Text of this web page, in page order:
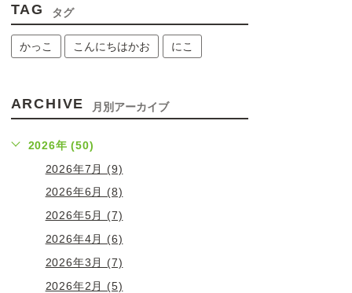
TAG タグ
かっこ こんにちはかお にこ
ARCHIVE 月別アーカイブ
2026年 (50)
2026年7月 (9)
2026年6月 (8)
2026年5月 (7)
2026年4月 (6)
2026年3月 (7)
2026年2月 (5)